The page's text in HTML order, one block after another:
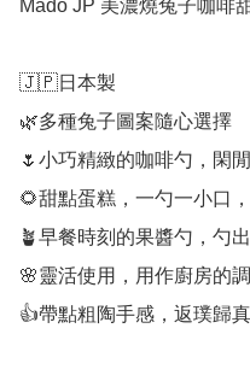
Mado JP 美濃燒兔子咖啡
🇯🇵日本製
🌿多種兔子圖案隨心選擇
🌷小巧精緻的咖啡勺，閑
🌻甜點蛋糕，一勺一小口
🪴早餐時刻的果醬勺，勺
🌸靈活使用，用作廚房的
👍帶點粗陶手感，返璞歸